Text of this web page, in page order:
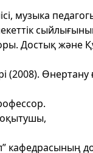
музыка
Достық және
(2008).
оқытушы,
кафедрасының